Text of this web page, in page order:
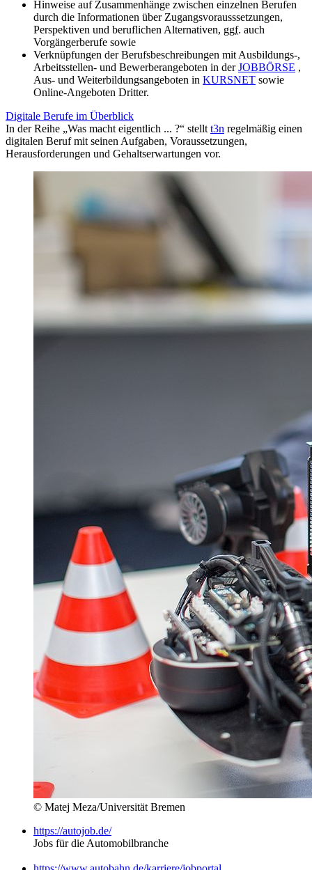
Hinweise auf Zusammenhänge zwischen einzelnen Berufen
durch die Informationen über Zugangsvorausssetzungen,
Perspektiven und beruflichen Alternativen, ggf. auch
Vorgängerberufe sowie
Verknüpfungen der Berufsbeschreibungen mit Ausbildungs-,
Arbeitsstellen- und Bewerberangeboten in derJOBBÖRSE ,
Aus- und Weiterbildungsangeboten in KURSNET sowie
Online-Angeboten Dritter.
Digitale Berufe im Überblick
In der Reihe „Was macht eigentlich ... ?“ stellt t3n regelmäßig einen
digitalen Beruf mit seinen Aufgaben, Voraussetzungen,
Herausforderungen und Gehaltserwartungen vor.
© Matej Meza/Universität Bremen
https://autojob.de/
Jobs für die Automobilbranche